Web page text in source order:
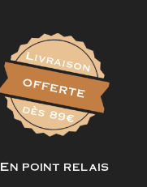
En point relais